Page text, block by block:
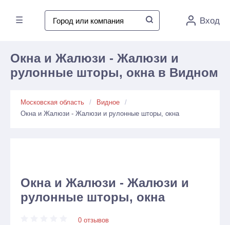
☰ Вход
Окна и Жалюзи - Жалюзи и
рулонные шторы, окна в Видном
Московская область
Видное
Окна и Жалюзи - Жалюзи и рулонные шторы, окна
Окна и Жалюзи - Жалюзи и
рулонные шторы, окна
0 отзывов